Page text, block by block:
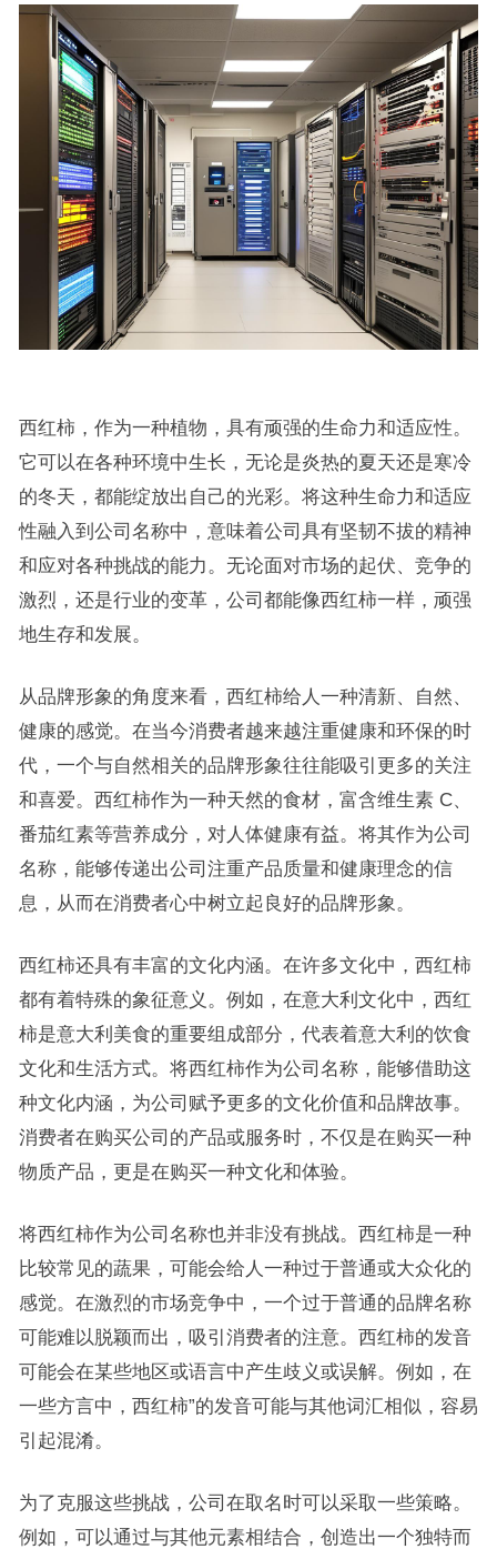
西红柿，作为一种植物，具有顽强的生命力和适应性。
它可以在各种环境中生长，无论是炎热的夏天还是寒冷
的冬天，都能绽放出自己的光彩。将这种生命力和适应
性融入到公司名称中，意味着公司具有坚韧不拔的精神
和应对各种挑战的能力。无论面对市场的起伏、竞争的
激烈，还是行业的变革，公司都能像西红柿一样，顽强
地生存和发展。
从品牌形象的角度来看，西红柿给人一种清新、自然、
健康的感觉。在当今消费者越来越注重健康和环保的时
代，一个与自然相关的品牌形象往往能吸引更多的关注
和喜爱。西红柿作为一种天然的食材，富含维生素 C、
番茄红素等营养成分，对人体健康有益。将其作为公司
名称，能够传递出公司注重产品质量和健康理念的信
息，从而在消费者心中树立起良好的品牌形象。
西红柿还具有丰富的文化内涵。在许多文化中，西红柿
都有着特殊的象征意义。例如，在意大利文化中，西红
柿是意大利美食的重要组成部分，代表着意大利的饮食
文化和生活方式。将西红柿作为公司名称，能够借助这
种文化内涵，为公司赋予更多的文化价值和品牌故事。
消费者在购买公司的产品或服务时，不仅是在购买一种
物质产品，更是在购买一种文化和体验。
将西红柿作为公司名称也并非没有挑战。西红柿是一种
比较常见的蔬果，可能会给人一种过于普通或大众化的
感觉。在激烈的市场竞争中，一个过于普通的品牌名称
可能难以脱颖而出，吸引消费者的注意。西红柿的发音
可能会在某些地区或语言中产生歧义或误解。例如，在
一些方言中，西红柿”的发音可能与其他词汇相似，容易
引起混淆。
为了克服这些挑战，公司在取名时可以采取一些策略。
例如，可以通过与其他元素相结合，创造出一个独特而